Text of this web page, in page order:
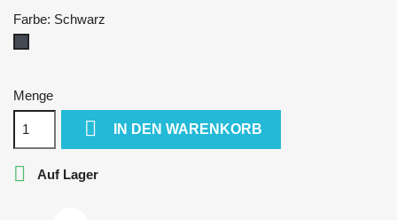
Farbe: Schwarz
Menge
 IN DEN WARENKORB
 Auf Lager